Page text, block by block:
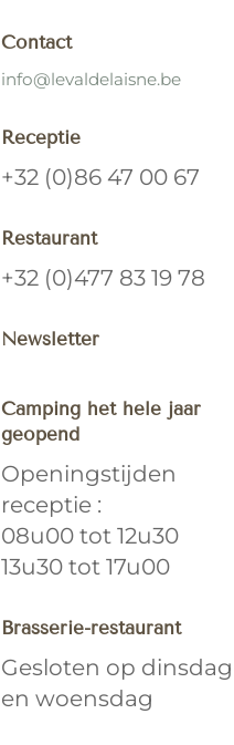
Contact
info@levaldelaisne.be
Receptie
+32 (0)86 47 00 67
Restaurant
+32 (0)477 83 19 78
Newsletter
Camping het hele jaar
geopend
Openingstijden
receptie :
08u00 tot 12u30
13u30 tot 17u00
Brasserie-restaurant
Gesloten op dinsdag
en woensdag